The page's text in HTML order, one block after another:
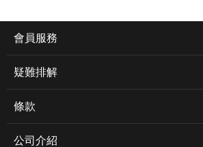
會員服務
疑難排解
條款
公司介紹